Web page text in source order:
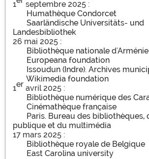
1
septembre 2025 :
Humathèque Condorcet
Saarländische Universitäts- und
Landesbibliothek
26 mai 2025 :
Bibliothèque nationale d'Arménie
Europeana foundation
Issoudun (Indre). Archives
Wikimedia foundation
1er avril 2025 :
Bibliothèque numérique des
Cinémathèque française
Paris. Bureau des bibliothèques,
publique et du multimédia
17 mars 2025 :
Bibliothèque royale de Belgique
East Carolina university